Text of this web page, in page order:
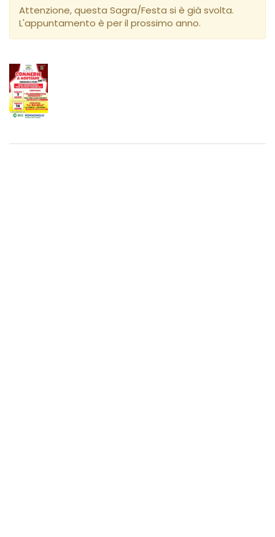
Attenzione, questa Sagra/Festa si è già svolta.
L'appuntamento è per il prossimo anno.